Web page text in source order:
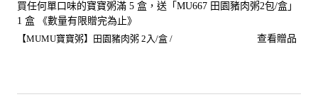
買任何單口味的寶寶粥滿 5 盒，送「MU667 田園豬肉粥2包/盒」
1 盒 《數量有限贈完為止》
【MUMU寶寶粥】田園豬肉粥 2入/盒 /
查看贈品